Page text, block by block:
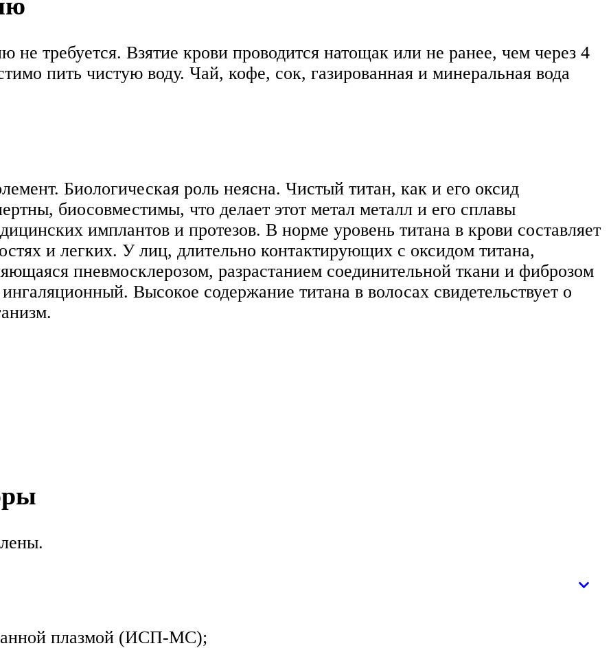
не требуется. Взятие крови проводится натощак или не ранее, чем через 4
пить чистую воду. Чай, кофе, сок, газированная и минеральная вода
Биологическая роль неясна. Чистый титан, как и его оксид
биосовместимы, что делает этот метал металл и его сплавы
имплантов и протезов. В норме уровень титана в крови составляет
и легких. У лиц, длительно контактирующих с оксидом титана,
пневмосклерозом, разрастанием соединительной ткани и фиброзом
Высокое содержание титана в волосах свидетельствует о
плазмой (ИСП-МС);